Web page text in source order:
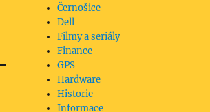
Černošice
Dell
Filmy a seriály
Finance
GPS
Hardware
Historie
Informace